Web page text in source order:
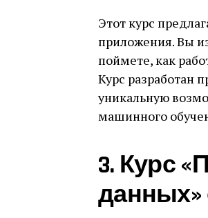
Этот курс
приложения. Вы
поймете, как
Курс разработан
уникальную
машинного
3. Курс
данных»